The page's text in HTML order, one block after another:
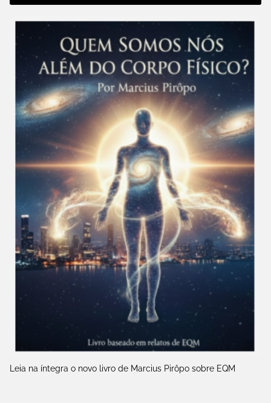
Leia na íntegra o novo livro de Marcius Pirôpo sobre EQM